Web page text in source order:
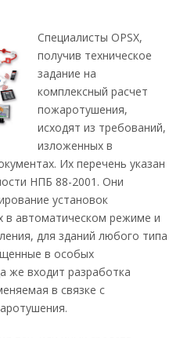
Специалисты OPSX,
получив техническое
задание на
комплексный расчет
пожаротушения,
исходят из требований,
изложенных в
Их перечень указан
НПБ 88-2001. Они
установок
автоматическом режиме и
для зданий любого типа
в особых
же входит разработка
в связке с